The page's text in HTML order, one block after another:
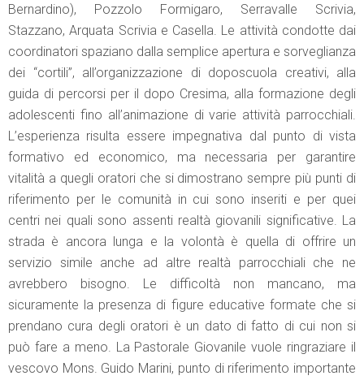
Bernardino), Pozzolo Formigaro, Serravalle Scrivia,
Stazzano, Arquata Scrivia e Casella. Le attività condotte dai
coordinatori spaziano dalla semplice apertura e sorveglianza
dei “cortili”, all’organizzazione di doposcuola creativi, alla
guida di percorsi per il dopo Cresima, alla formazione degli
adolescenti fino all’animazione di varie attività parrocchiali.
L’esperienza risulta essere impegnativa dal punto di vista
formativo ed economico, ma necessaria per garantire
vitalità a quegli oratori che si dimostrano sempre più punti di
riferimento per le comunità in cui sono inseriti e per quei
centri nei quali sono assenti realtà giovanili significative. La
strada è ancora lunga e la volontà è quella di offrire un
servizio simile anche ad altre realtà parrocchiali che ne
avrebbero bisogno. Le difficoltà non mancano, ma
sicuramente la presenza di figure educative formate che si
prendano cura degli oratori è un dato di fatto di cui non si
può fare a meno. La Pastorale Giovanile vuole ringraziare il
vescovo Mons. Guido Marini, punto di riferimento importante